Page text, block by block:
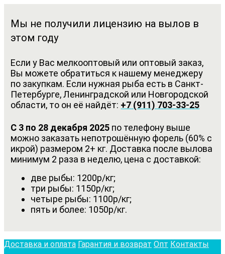
Мы не получили лицензию на вылов в
этом году
Если у Вас мелкооптовый или оптовый заказ,
Вы можете обратиться к нашему менеджеру
по закупкам. Если нужная рыба есть в Санкт-
Петербурге, Ленинградской или Новгородской
области, то он её найдёт: +7 (911) 703-33-25
С 3 по 28 декабря 2025 по телефону выше
можно заказать непотрошённую форель (60% с
икрой) размером 2+ кг. Доставка после вылова
минимум 2 раза в неделю, цена с доставкой:
две рыбы: 1200р/кг;
три рыбы: 1150р/кг;
четыре рыбы: 1100р/кг;
пять и более: 1050р/кг.
Доставка и оплата Гарантия и возврат Опт Контакты